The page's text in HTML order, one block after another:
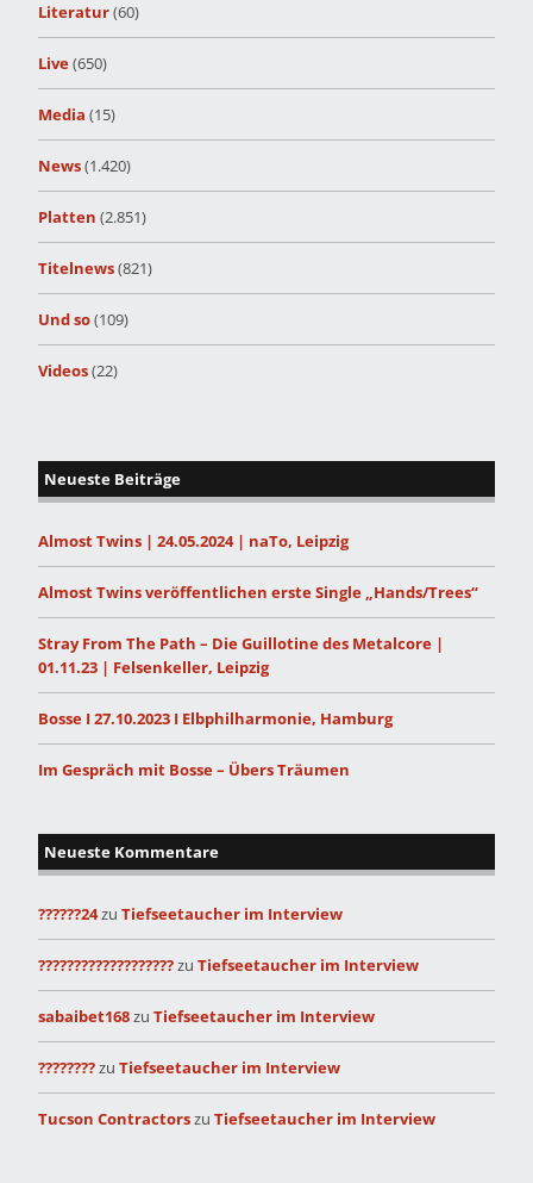
Literatur(60)
Live(650)
Media (15)
News(1.420)
Platten (2.851)
Titelnews(821)
Und so(109)
Videos(22)
Neueste Beiträge
Almost Twins | 24.05.2024 | naTo, Leipzig
Almost Twins veröffentlichen erste Single „Hands/Trees“
Stray From The Path – Die Guillotine des Metalcore |
01.11.23 | Felsenkeller, Leipzig
Bosse I 27.10.2023 I Elbphilharmonie, Hamburg
Im Gespräch mit Bosse – Übers Träumen
Neueste Kommentare
??????24zu Tiefseetaucher im Interview
???????????????????zu Tiefseetaucher im Interview
sabaibet168zu Tiefseetaucher im Interview
????????zu Tiefseetaucher im Interview
Tucson Contractorszu Tiefseetaucher im Interview